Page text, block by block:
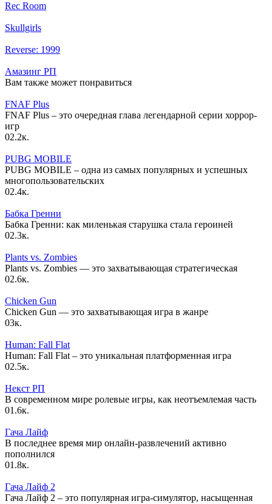
Rec Room
Skullgirls
Reverse: 1999
Амазинг РП
Вам также может понравиться
FNAF Plus
FNAF Plus – это очередная глава легендарной серии хоррор-
игр
02.2к.
PUBG MOBILE
PUBG MOBILE – одна из самых популярных и успешных
многопользовательских
02.4к.
Бабка Гренни
Бабка Гренни: как миленькая старушка стала героиней
02.3к.
Plants vs. Zombies
Plants vs. Zombies — это захватывающая стратегическая
02.6к.
Chicken Gun
Chicken Gun — это захватывающая игра в жанре
03к.
Human: Fall Flat
Human: Fall Flat – это уникальная платформенная игра
02.5к.
Некст РП
В современном мире ролевые игры, как неотъемлемая часть
01.6к.
Гача Лайф
В последнее время мир онлайн-развлечений активно
пополнился
01.8к.
Гача Лайф 2
Гача Лайф 2 – это популярная игра-симулятор, насыщенная